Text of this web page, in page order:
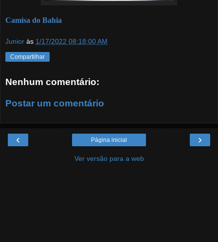
Camisa do Bahia
Junior às 1/17/2022 08:18:00 AM
Compartilhar
Nenhum comentário:
Postar um comentário
‹ ›
Página inicial
Ver versão para a web